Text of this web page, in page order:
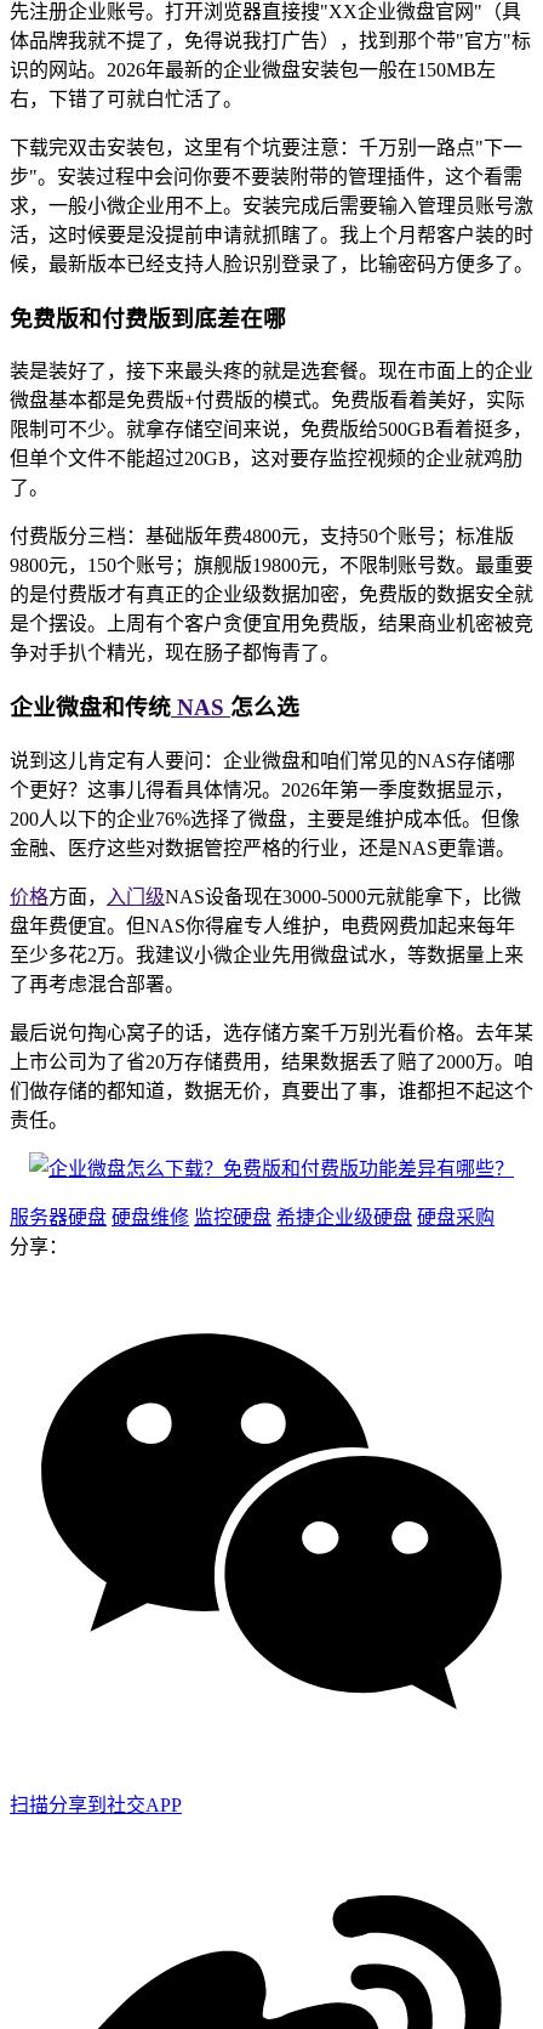
先注册企业账号。打开浏览器直接搜"XX企业微盘官网"（具
体品牌我就不提了，免得说我打广告），找到那个带"官方"标
识的网站。2026年最新的企业微盘安装包一般在150MB左
右，下错了可就白忙活了。
下载完双击安装包，这里有个坑要注意：千万别一路点"下一
步"。安装过程中会问你要不要装附带的管理插件，这个看需
求，一般小微企业用不上。安装完成后需要输入管理员账号激
活，这时候要是没提前申请就抓瞎了。我上个月帮客户装的时
候，最新版本已经支持人脸识别登录了，比输密码方便多了。
免费版和付费版到底差在哪
装是装好了，接下来最头疼的就是选套餐。现在市面上的企业
微盘基本都是免费版+付费版的模式。免费版看着美好，实际
限制可不少。就拿存储空间来说，免费版给500GB看着挺多，
但单个文件不能超过20GB，这对要存监控视频的企业就鸡肋
了。
付费版分三档：基础版年费4800元，支持50个账号；标准版
9800元，150个账号；旗舰版19800元，不限制账号数。最重要
的是付费版才有真正的企业级数据加密，免费版的数据安全就
是个摆设。上周有个客户贪便宜用免费版，结果商业机密被竞
争对手扒个精光，现在肠子都悔青了。
企业微盘和传统 NAS 怎么选
说到这儿肯定有人要问：企业微盘和咱们常见的NAS存储哪
个更好？这事儿得看具体情况。2026年第一季度数据显示，
200人以下的企业76%选择了微盘，主要是维护成本低。但像
金融、医疗这些对数据管控严格的行业，还是NAS更靠谱。
价格方面， 入门级NAS设备现在3000-5000元就能拿下，比微
盘年费便宜。但NAS你得雇专人维护，电费网费加起来每年
至少多花2万。我建议小微企业先用微盘试水，等数据量上来
了再考虑混合部署。
最后说句掏心窝子的话，选存储方案千万别光看价格。去年某
上市公司为了省20万存储费用，结果数据丢了赔了2000万。咱
们做存储的都知道，数据无价，真要出了事，谁都担不起这个
责任。
服务器硬盘 硬盘维修 监控硬盘 希捷企业级硬盘 硬盘采购
分享：
扫描分享到社交APP